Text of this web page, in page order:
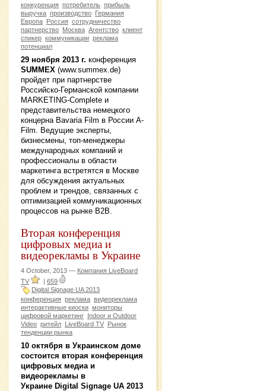
конкуренция потребитель прибыль
выручка производство Германия
Европа Россия сотрудничество
партнерство Москва Агентство клиент
спикер коммуникации реклама
потенциал
29 ноября 2013 г. конференция
SUMMEX (www.summex.de)
пройдет при партнерстве
Российско-Германской компании
MARKETING-Complete и
представительства немецкого
концерна Bavaria Film в России A-
Film. Ведущие эксперты,
бизнесмены, топ-менеджеры
международных компаний и
профессионалы в области
маркетинга встретятся в Москве
для обсуждения актуальных
проблем и трендов, связанных с
оптимизацией коммуникационных
процессов на рынке B2B.
Вторая конференция
цифровых медиа и
видеорекламы в Украине
4 October, 2013 — Компания LiveBoard
TV
659
Digital Signage UA 2013
конференция реклама видеореклама
интерактивные киоски мониторы
цифровой маркетинг
Indoor и Outdoor
Video ритейл LiveBoard TV
Рынок
тенденции рынка
10 октября в Украинском доме
состоится вторая конференция
цифровых медиа и
видеорекламы в
Украине Digital Signage UA 2013